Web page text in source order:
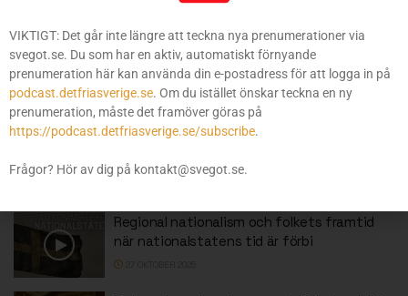
Återvandringsbidraget, kommunerna och
den nya Berlinmuren
6 NOVEMBER 2025
Sverigedemokraterna portas från Folkets
hus
Regional nationalism och folkets framtid
när nationalstatens tid är förbi
VIKTIGT: Det går inte längre att teckna nya prenumerationer via
svegot.se. Du som har en aktiv, automatiskt förnyande
prenumeration här kan använda din e-postadress för att logga in på
podcast.detfriasverige.se. Om du istället önskar teckna en ny
prenumeration, måste det framöver göras på
https://podcast.detfriasverige.se/subscribe.
Frågor? Hör av dig på kontakt@svegot.se.